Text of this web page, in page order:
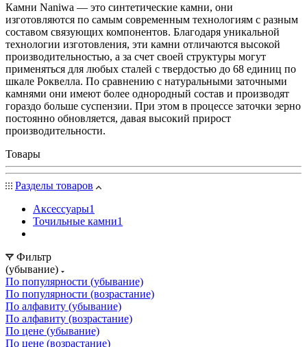
Камни Naniwa — это синтетические камни, они
изготовляются по самым современным технологиям с разным
составом связующих компонентов. Благодаря уникальной
технологии изготовления, эти камни отличаются высокой
производительностью, а за счет своей структуры могут
применяться для любых сталей с твердостью до 68 единиц по
шкале Роквелла. По сравнению с натуральными заточными
камнями они имеют более однородный состав и производят
гораздо больше суспензии. При этом в процессе заточки зерно
постоянно обновляется, давая высокий прирост
производительности.
Товары
Разделы товаров
Аксессуары1
Точильные камни1
Фильтр
(убывание)
По популярности (убывание)
По популярности (возрастание)
По алфавиту (убывание)
По алфавиту (возрастание)
По цене (убывание)
По цене (возрастание)